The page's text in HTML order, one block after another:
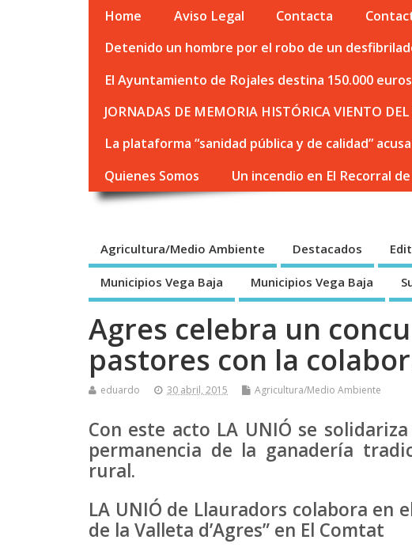
Home Aviso Legal Contacta
Detenido un hombre por el robo de un
El Ayuntamiento de Rojales destina 150.000
JORNADAS DE MEMORIA HISTÓRICA VIENTO
La plataforma “sanidad pública y de calidad”
Quienes Somos
Un incendio en El Recorral
Agricultura/Medio Ambiente Destacados
Municipios Vega Baja Municipios Vega Baja
Agres celebra un
pastores con la
eduardo 30 abril, 2015 Agricultura/Medio Ambiente
Con este acto LA UNIÓ se
permanencia de la ganadería
rural.
LA UNIÓ de Llauradors colabora en
de la Valleta d’Agres” en El Comtat